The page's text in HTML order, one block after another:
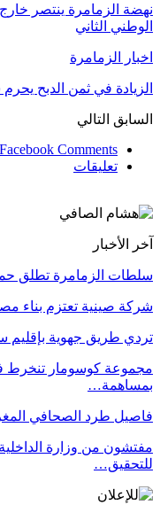
نهضة الزمامرة ينتصر
الوطني الثاني
اخبار الزمامرة
الزيادة في ثمن الدبح
السابق التالي
Facebook Comments
تعليقات
آخر الأخبار
سلطات الزمامرة تطلق
شركة صينية تعتزم بناء
تردي طريق جهوية بإقليم
مجموعة كوسومار تنخرط
بمساهمة…
فاصيل طرد الصحافي
مفتشون من وزارة
للتحقيق…